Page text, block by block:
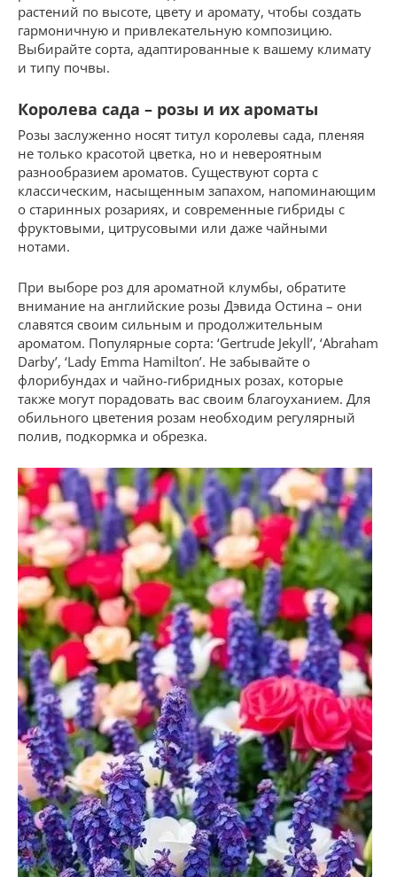
растений по высоте, цвету и аромату, чтобы создать
гармоничную и привлекательную композицию.
Выбирайте сорта, адаптированные к вашему климату
и типу почвы.
Королева сада – розы и их ароматы
Розы заслуженно носят титул королевы сада, пленяя
не только красотой цветка, но и невероятным
разнообразием ароматов. Существуют сорта с
классическим, насыщенным запахом, напоминающим
о старинных розариях, и современные гибриды с
фруктовыми, цитрусовыми или даже чайными
нотами.
При выборе роз для ароматной клумбы, обратите
внимание на английские розы Дэвида Остина – они
славятся своим сильным и продолжительным
ароматом. Популярные сорта: ‘Gertrude Jekyll’, ‘Abraham
Darby’, ‘Lady Emma Hamilton’. Не забывайте о
флорибундах и чайно-гибридных розах, которые
также могут порадовать вас своим благоуханием. Для
обильного цветения розам необходим регулярный
полив, подкормка и обрезка.